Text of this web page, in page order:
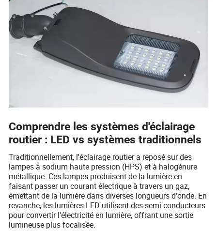
Comprendre les systèmes d'éclairage
routier : LED vs systèmes traditionnels
Traditionnellement, l'éclairage routier a reposé sur des
lampes à sodium haute pression (HPS) et à halogénure
métallique. Ces lampes produisent de la lumière en
faisant passer un courant électrique à travers un gaz,
émettant de la lumière dans diverses longueurs d'onde. En
revanche, les lumières LED utilisent des semi-conducteurs
pour convertir l'électricité en lumière, offrant une sortie
lumineuse plus focalisée.